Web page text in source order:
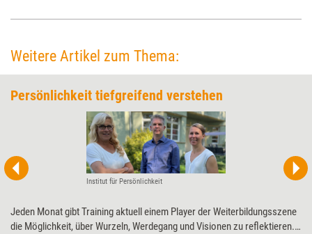
Weitere Artikel zum Thema:
Persönlichkeit tiefgreifend verstehen
Institut für Persönlichkeit
Jeden Monat gibt Training aktuell einem Player der Weiterbildungsszene
die Möglichkeit, über Wurzeln, Werdegang und Visionen zu ­reflektieren.